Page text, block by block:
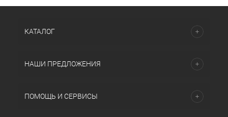
КАТАЛОГ
НАШИ ПРЕДЛОЖЕНИЯ
ПОМОЩЬ И СЕРВИСЫ